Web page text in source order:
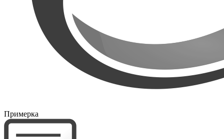
Примерка